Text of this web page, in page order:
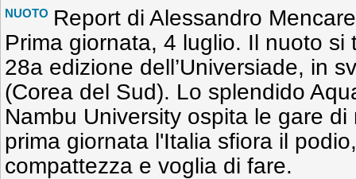
NUOTO Report di Alessandro
Prima giornata, 4 luglio. Il nuoto si
28a edizione dell’Universiade, in
(Corea del Sud). Lo splendido
Nambu University ospita le gare
prima giornata l'Italia sfiora il
compattezza e voglia di fare.